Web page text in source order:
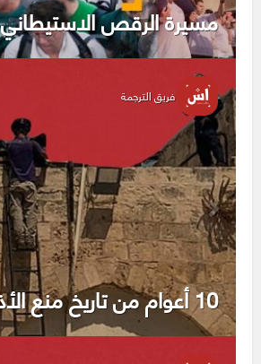
مسيرة الرقص الاستيطاني
فريق الترجمة
10 أعوام من تاريخ منع الأذان